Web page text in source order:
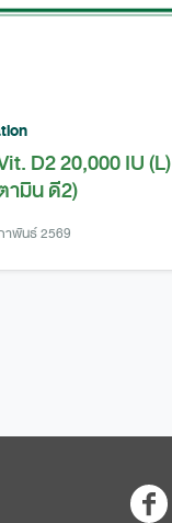
D2 20,000 IU (L)
ามิน ดี2)
าพันธ์ 2569